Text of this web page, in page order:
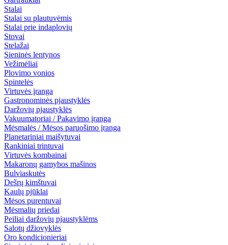
Stalai
Stalai su plautuvėmis
Stalai prie indaplovių
Stovai
Stelažai
Sieninės lentynos
Vežimėliai
Plovimo vonios
Spintelės
Virtuvės įranga
Gastronominės pjaustyklės
Daržovių pjaustyklės
Vakuumatoriai / Pakavimo įranga
Mėsmalės / Mėsos paruošimo įranga
Planetariniai maišytuvai
Rankiniai trintuvai
Virtuvės kombainai
Makaronų gamybos mašinos
Bulviaskutės
Dešrų kimštuvai
Kaulų pjūklai
Mėsos purentuvai
Mėsmalių priedai
Peiliai daržovių pjaustyklėms
Salotų džiovyklės
Oro kondicionieriai